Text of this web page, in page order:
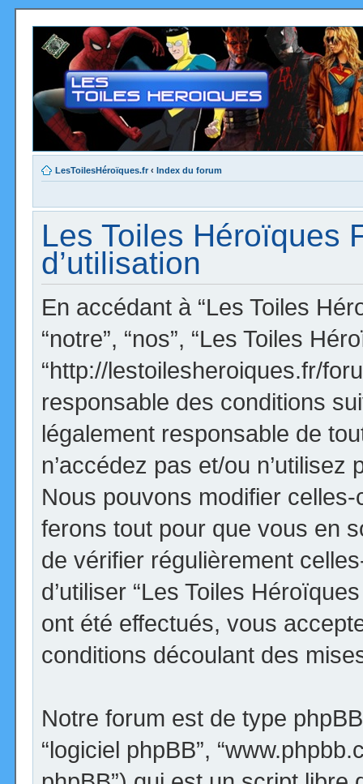
LesToilesHéroïques.fr ‹ Index du forum
Les Toiles Héroïques
d’utilisation
En accédant à “Les Toiles
“notre”, “nos”, “Les Toiles
“http://lestoilesheroiques.fr/
responsable des conditions
légalement responsable de
n’accédez pas et/ou n’utilisez
Nous pouvons modifier
ferons tout pour que vous en
de vérifier régulièrement
d’utiliser “Les Toiles
ont été effectués, vous
conditions découlant des
Notre forum est de type phpBB
“logiciel phpBB”,